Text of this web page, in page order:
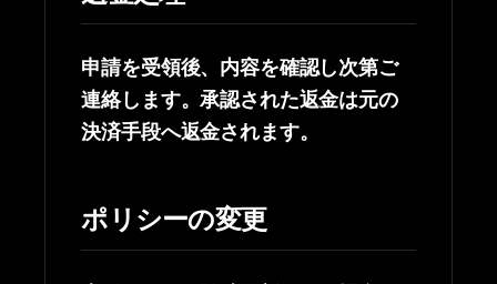
申請を受領後、内容を確認し次第ご
連絡します。承認された返金は元の
決済手段へ返金されます。
ポリシーの変更